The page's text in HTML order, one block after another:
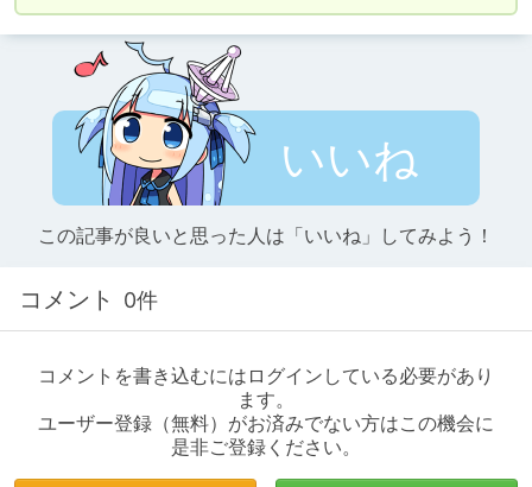
いいね
この記事が良いと思った人は「いいね」してみよう！
コメント 0件
コメントを書き込むにはログインしている必要があり
ます。
ユーザー登録（無料）がお済みでない方はこの機会に
是非ご登録ください。